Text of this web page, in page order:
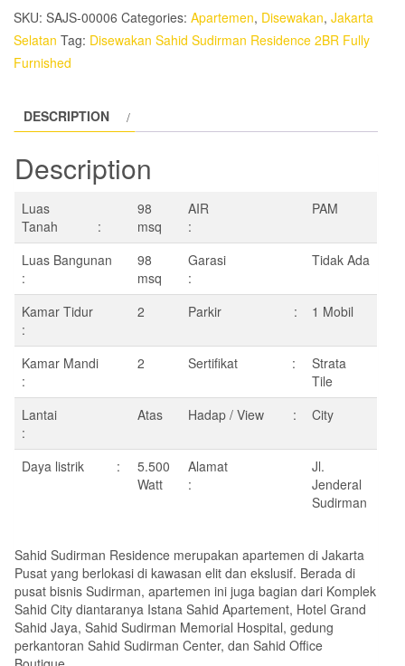
Fully
Furnished
quantity
SKU: SAJS-00006 Categories: Apartemen, Disewakan, Jakarta
Selatan Tag: Disewakan Sahid Sudirman Residence 2BR Fully
Furnished
DESCRIPTION
Description
Luas
Tanah :
98
msq
AIR
:
PAM
Luas Bangunan
:
98
msq
Garasi
:
Tidak Ada
Kamar Tidur
:
2 Parkir : 1 Mobil
Kamar Mandi
:
2 Sertifikat :
Strata
Tile
Lantai
:
Atas Hadap / View : City
Daya listrik :
5.500
Watt
Alamat
:
Jl.
Jenderal
Sudirman
Sahid Sudirman Residence merupakan apartemen di Jakarta
Pusat yang berlokasi di kawasan elit dan ekslusif. Berada di
pusat bisnis Sudirman, apartemen ini juga bagian dari Komplek
Sahid City diantaranya Istana Sahid Apartement, Hotel Grand
Sahid Jaya, Sahid Sudirman Memorial Hospital, gedung
perkantoran Sahid Sudirman Center, dan Sahid Office